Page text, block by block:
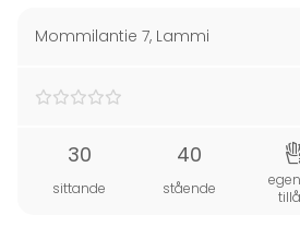
Mommilantie 7, Lammi
30
sittande
40
stående